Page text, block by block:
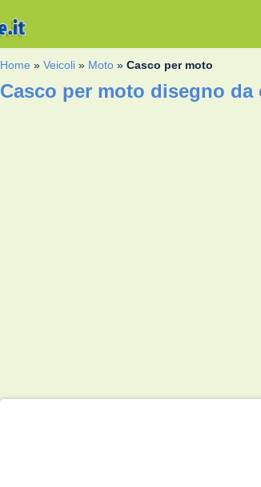
Home »Veicoli » Moto »Casco per moto
Casco per moto disegno da